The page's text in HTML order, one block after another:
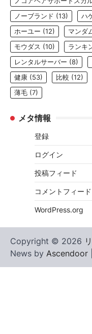
ノーブランド (13) ハ
ホーユー (12) マンダ
モウダス (10) ランキ
レンタルサーバー (8)
健康 (53) 比較 (12)
薄毛 (7)
メタ情報
登録
ログイン
投稿フィード
コメントフィード
WordPress.org
Copyright © 2026
News by Ascendoor